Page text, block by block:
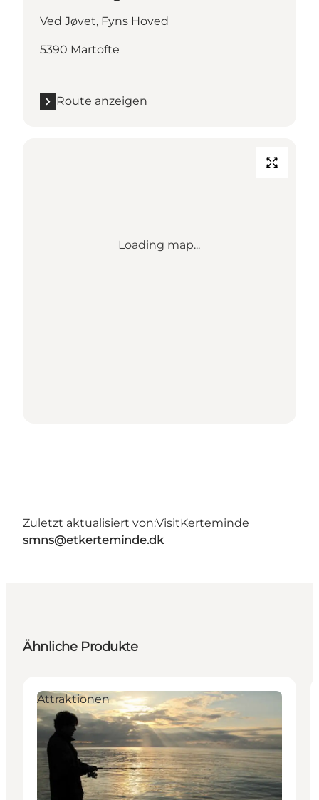
Ved Jøvet, Fyns Hoved
5390 Martofte
Route anzeigen
Loading map...
Zuletzt aktualisiert von:VisitKerteminde
smns@etkerteminde.dk
Ähnliche Produkte
Attraktionen